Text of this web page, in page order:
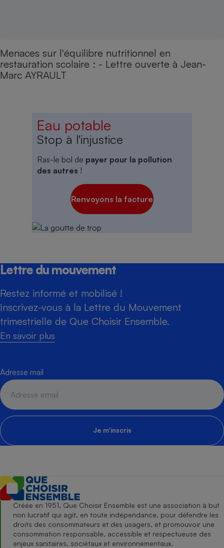
Menaces sur l'équilibre nutritionnel en
restauration scolaire : - Lettre ouverte à Jean-
Marc AYRAULT
Eau potable
Stop à l'injustice
Ras-le bol de payer pour la pollution
des autres !
Renvoyons la facture
Lettre du mouvement
Restez informé et mobilisé !
Inscrivez-vous à la Lettre du Mouvement
trimestrielle de Que Choisir Ensemble.
En savoir plus
Adresse mail
Je m'inscris
Créée en 1951, Que Choisir Ensemble est une association à but
non lucratif qui agit, en toute indépendance, pour défendre les
droits des consommateurs et des usagers, et promouvoir une
consommation responsable, accessible et respectueuse des
enjeux sanitaires, sociétaux et environnementaux.